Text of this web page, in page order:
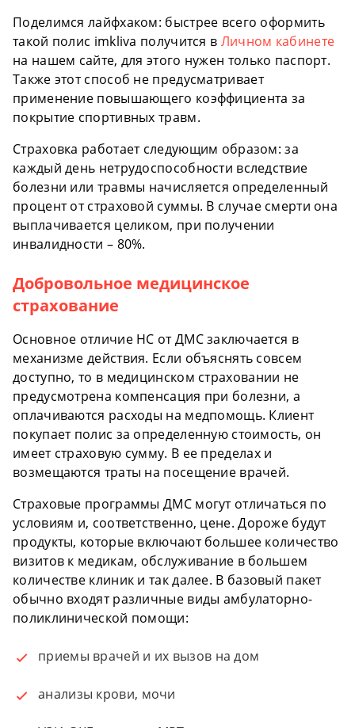
Поделимся лайфхаком: быстрее всего оформить
такой полис imkliva получится в Личном кабинете
на нашем сайте, для этого нужен только паспорт.
Также этот способ не предусматривает
применение повышающего коэффициента за
покрытие спортивных травм.
Страховка работает следующим образом: за
каждый день нетрудоспособности вследствие
болезни или травмы начисляется определенный
процент от страховой суммы. В случае смерти она
выплачивается целиком, при получении
инвалидности – 80%.
Добровольное медицинское
страхование
Основное отличие НС от ДМС заключается в
механизме действия. Если объяснять совсем
доступно, то в медицинском страховании не
предусмотрена компенсация при болезни, а
оплачиваются расходы на медпомощь. Клиент
покупает полис за определенную стоимость, он
имеет страховую сумму. В ее пределах и
возмещаются траты на посещение врачей.
Страховые программы ДМС могут отличаться по
условиям и, соответственно, цене. Дороже будут
продукты, которые включают большее количество
визитов к медикам, обслуживание в большем
количестве клиник и так далее. В базовый пакет
обычно входят различные виды амбулаторно-
поликлинической помощи:
приемы врачей и их вызов на дом
анализы крови, мочи